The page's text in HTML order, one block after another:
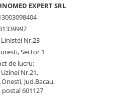
EXPERT SRL
Nr.23
Sector 1
de lucru:
Nr.21,
Jud.Bacau,
postal 601127